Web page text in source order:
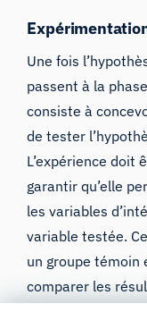
Une fois
passent à la
consiste à
de tester
L’expérience doit
garantir qu’elle
les variables
variable testée.
un groupe témoin
comparer les